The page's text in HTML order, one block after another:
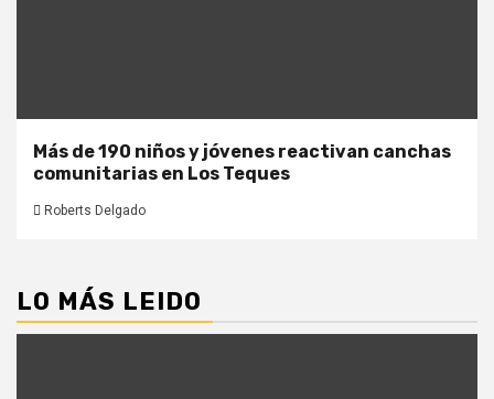
Más de 190 niños y jóvenes reactivan canchas
comunitarias en Los Teques
Roberts Delgado
LO MÁS LEIDO